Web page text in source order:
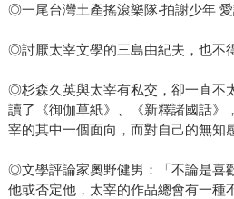
◎一尾台灣土產搖滾樂隊‧拍謝少年
◎討厭太宰文學的三島由紀夫，也不
◎杉森久英與太宰有私交，卻一直不
讀了《御伽草紙》、《新釋諸國話》
宰的其中一個面向，而對自己的無知
◎文學評論家奧野健男：「不論是喜
他或否定他，太宰的作品總會有一種